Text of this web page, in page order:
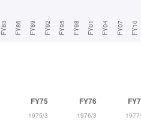
FY75
1975/3
FY76
1976/3